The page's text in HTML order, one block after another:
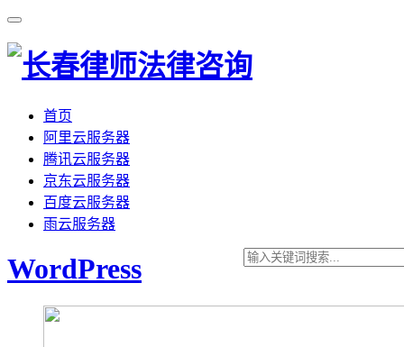
首页
阿里云服务器
腾讯云服务器
京东云服务器
百度云服务器
雨云服务器
WordPress